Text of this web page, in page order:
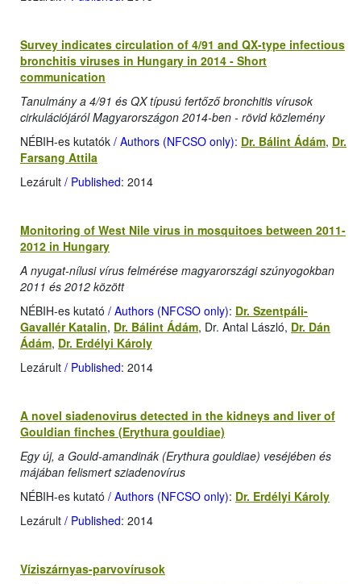
Survey indicates circulation of 4/91 and QX-type infectious
bronchitis viruses in Hungary in 2014 - Short
communication
Tanulmány a 4/91 és QX típusú fertőző bronchitis vírusok
cirkulációjáról Magyarországon 2014-ben - rövid közlemény
NÉBIH-es kutatók / Authors (NFCSO only): Dr. Bálint Ádám, Dr.
Farsang Attila
Lezárult / Published: 2014
Monitoring of West Nile virus in mosquitoes between 2011-
2012 in Hungary
A nyugat-nílusi vírus felmérése magyarországi szúnyogokban
2011 és 2012 között
NÉBIH-es kutató / Authors (NFCSO only): Dr. Szentpáli-
Gavallér Katalin, Dr. Bálint Ádám, Dr. Antal László, Dr. Dán
Ádám, Dr. Erdélyi Károly
Lezárult / Published: 2014
A novel siadenovirus detected in the kidneys and liver of
Gouldian finches (Erythura gouldiae)
Egy új, a Gould-amandinák (Erythura gouldiae) veséjében és
májában felismert sziadenovírus
NÉBIH-es kutató / Authors (NFCSO only): Dr. Erdélyi Károly
Lezárult / Published: 2014
Víziszárnyas-parvovírusok